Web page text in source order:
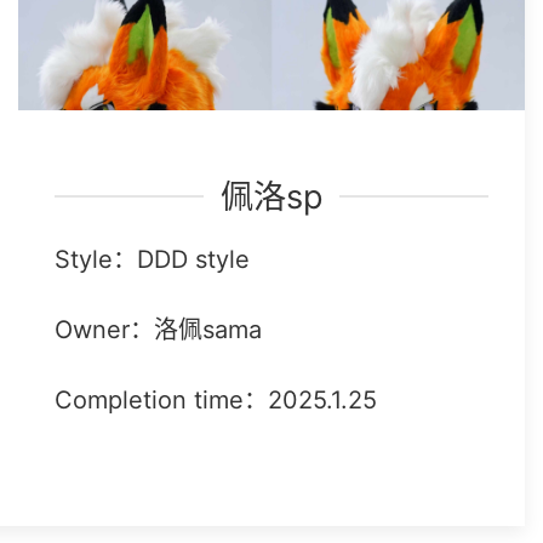
佩洛sp
Style：DDD style
Owner：洛佩sama
Completion time：2025.1.25